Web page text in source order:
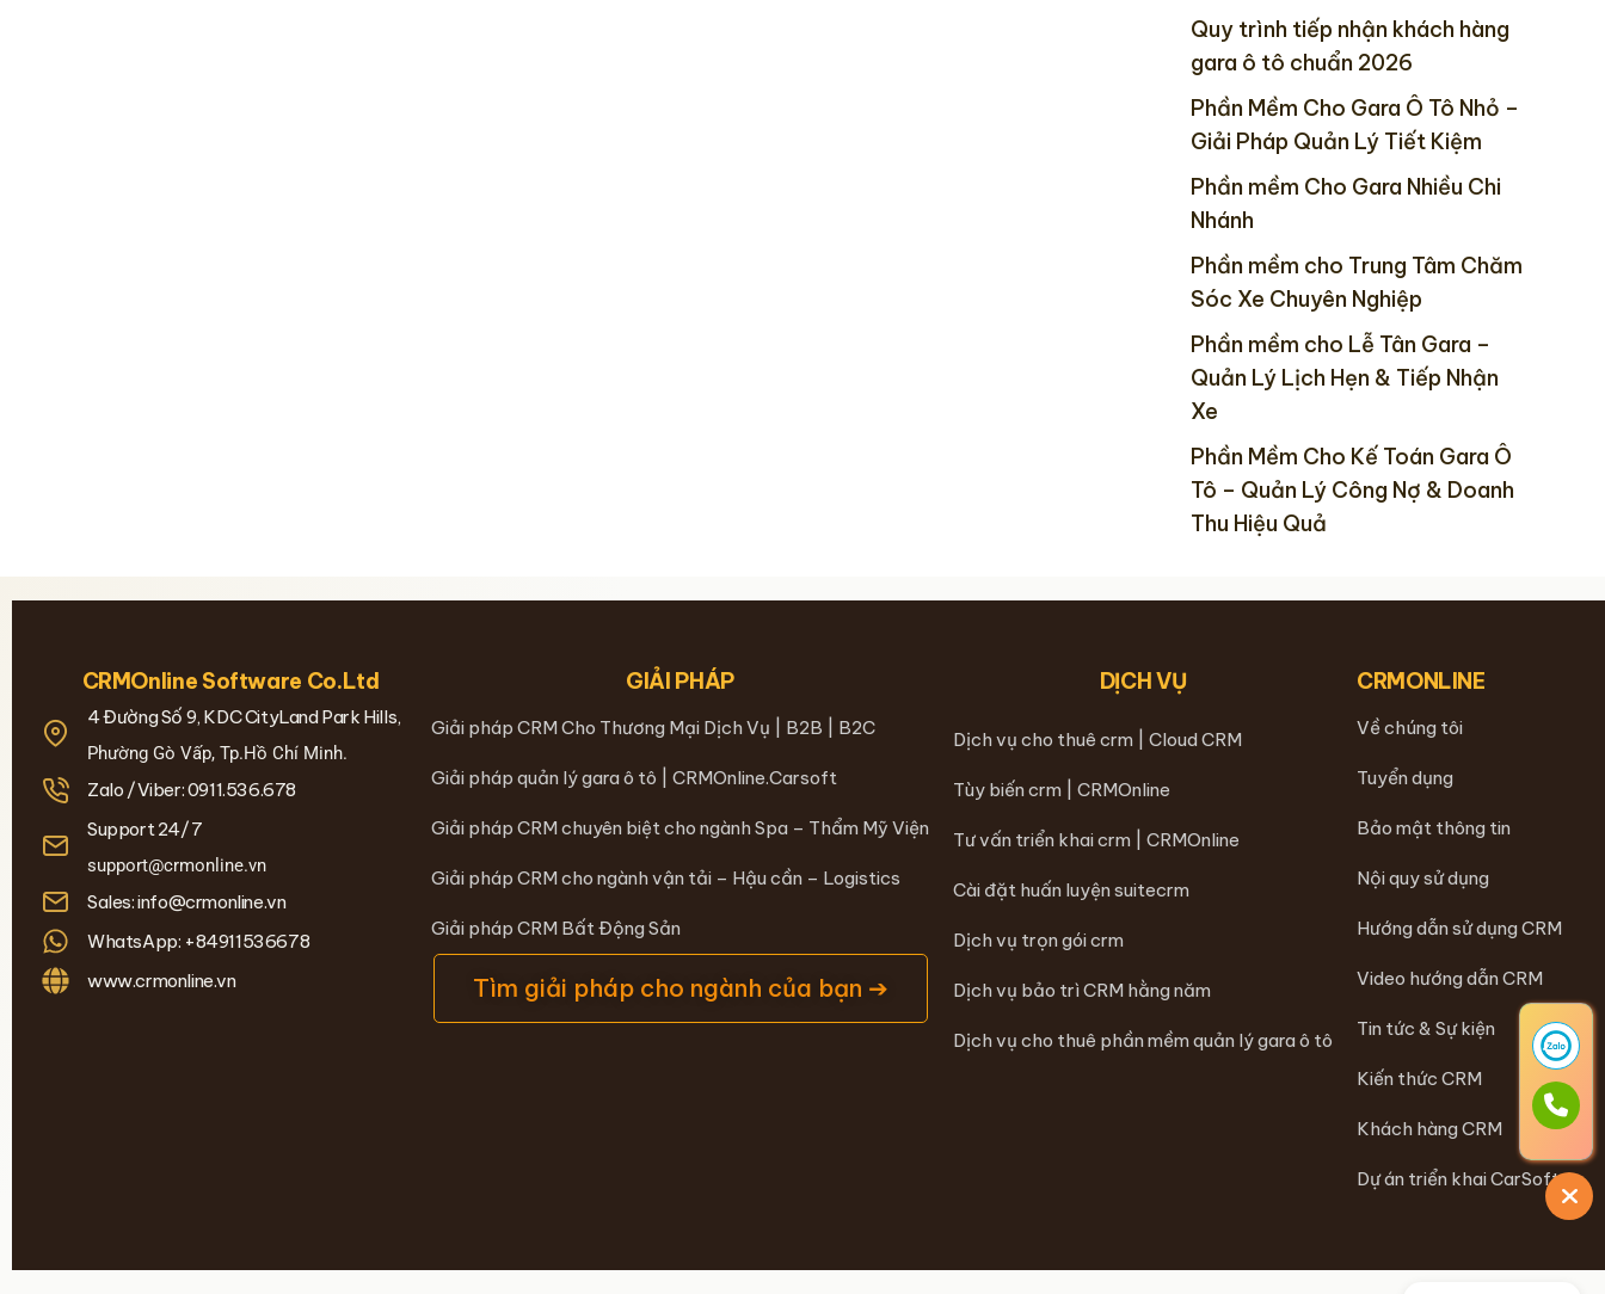
Quy trình tiếp nhận khách hàng
gara ô tô chuẩn 2026
Phần Mềm Cho Gara Ô Tô Nhỏ –
Giải Pháp Quản Lý Tiết Kiệm
Phần mềm Cho Gara Nhiều Chi
Nhánh
Phần mềm cho Trung Tâm Chăm
Sóc Xe Chuyên Nghiệp
Phần mềm cho Lễ Tân Gara –
Quản Lý Lịch Hẹn & Tiếp Nhận
Xe
Phần Mềm Cho Kế Toán Gara Ô
Tô – Quản Lý Công Nợ & Doanh
Thu Hiệu Quả
CRMOnline Software Co.Ltd
4 Đường Số 9, KDC CityLand Park Hills,
Phường Gò Vấp, Tp.Hồ Chí Minh.
Zalo /Viber: 0911.536.678
Support 24/7
support@crmonline.vn
Sales: info@crmonline.vn
WhatsApp: +84911536678
www.crmonline.vn
GIẢI PHÁP
Giải pháp CRM Cho Thương Mại Dịch Vụ | B2B | B2C
Giải pháp quản lý gara ô tô | CRMOnline.Carsoft
Giải pháp CRM chuyên biệt cho ngành Spa – Thẩm Mỹ Viện
Giải pháp CRM cho ngành vận tải – Hậu cần – Logistics
Giải pháp CRM Bất Động Sản
Tìm giải pháp cho ngành của bạn ➔
DỊCH VỤ
Dịch vụ cho thuê crm | Cloud CRM
Tùy biến crm | CRMOnline
Tư vấn triển khai crm | CRMOnline
Cài đặt huấn luyện suitecrm
Dịch vụ trọn gói crm
Dịch vụ bảo trì CRM hằng năm
Dịch vụ cho thuê phần mềm quản lý gara ô tô
CRMONLINE
Về chúng tôi
Tuyển dụng
Bảo mật thông tin
Nội quy sử dụng
Hướng dẫn sử dụng CRM
Video hướng dẫn CRM
Tin tức & Sự kiện
Kiến thức CRM
Khách hàng CRM
Dự án triển khai CarSoft